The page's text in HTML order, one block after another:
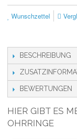
Wunschzettel
BESCHREIBUNG
BEWERTUNGEN
HIER GIBT ES
OHRRINGE